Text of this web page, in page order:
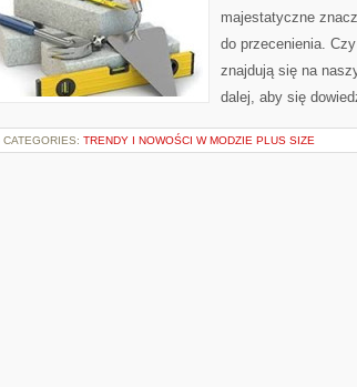
majestatyczne
do przecenienia.
znajdują się na
dalej, aby się
CATEGORIES: TRENDY I NOWOŚCI W MODZIE PLUS SIZE